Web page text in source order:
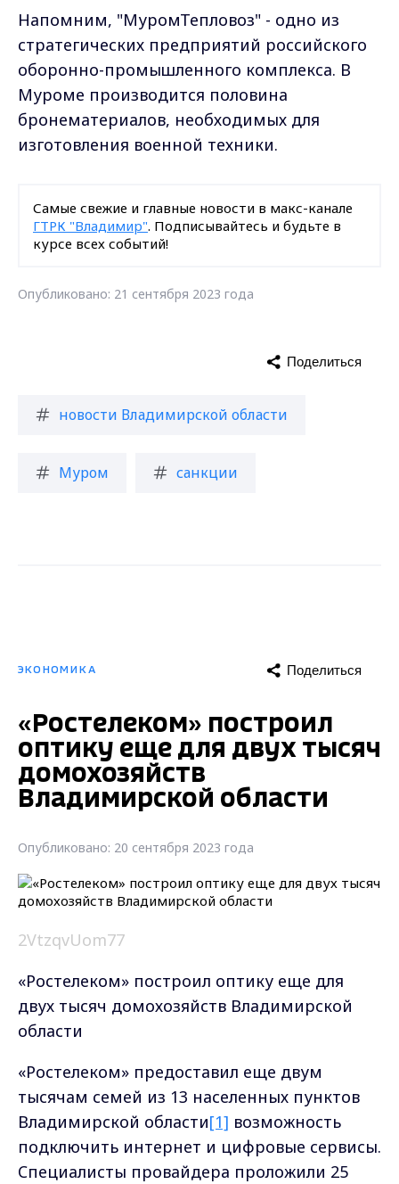
Напомним, "МуромТепловоз" - одно из
стратегических предприятий российского
оборонно-промышленного комплекса. В
Муроме производится половина
бронематериалов, необходимых для
изготовления военной техники.
Самые свежие и главные новости в макс-канале
ГТРК "Владимир". Подписывайтесь и будьте в
курсе всех событий!
Опубликовано: 21 сентября 2023 года
новости Владимирской области
Муром санкции
Поделиться
ЭКОНОМИКА Поделиться
«Ростелеком» построил
оптику еще для двух тысяч
домохозяйств
Владимирской области
Опубликовано: 20 сентября 2023 года
2VtzqvUom77
«Ростелеком» построил оптику еще для
двух тысяч домохозяйств Владимирской
области
«Ростелеком» предоставил еще двум
тысячам семей из 13 населенных пунктов
Владимирской области[1] возможность
подключить интернет и цифровые сервисы.
Cпециалисты провайдера проложили 25